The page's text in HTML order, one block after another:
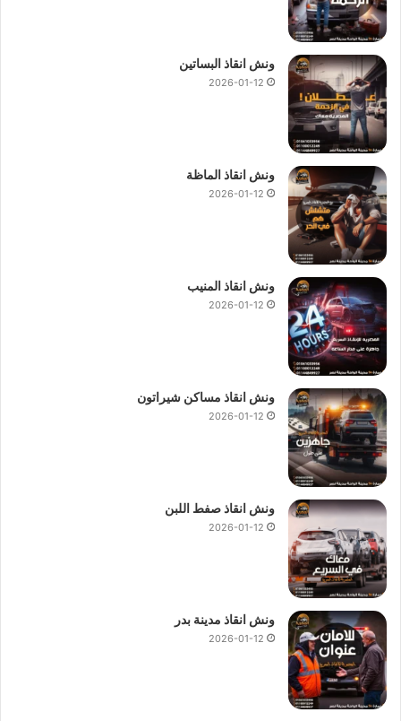
ونش انقاذ البساتين
2026-01-12
ونش انقاذ الماظة
2026-01-12
ونش انقاذ المنيب
2026-01-12
ونش انقاذ مساكن شيراتون
2026-01-12
ونش انقاذ صفط اللبن
2026-01-12
ونش انقاذ مدينة بدر
2026-01-12